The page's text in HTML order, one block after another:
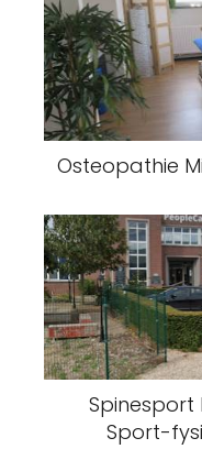
Osteopathie
Spinesport
Sport-